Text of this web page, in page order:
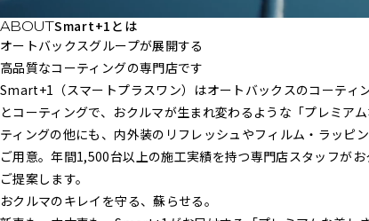
Smart+1とは
オートバックスグループが展開する
高品質なコーティングの専門店です
Smart+1（スマートプラスワン）はオートバックスのコーティ
とコーティングで、おクルマが生まれ変わるような「プレミア
ティングの他にも、内外装のリフレッシュやフィルム・ラッピ
ご用意。年間1,500台以上の施工実績を持つ専門店スタッフが
ご提案します。
おクルマのキレイを守る、蘇らせる。